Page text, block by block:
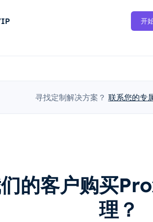
开
寻找定制解决方案？ 联系您的专
的客户购买
理？